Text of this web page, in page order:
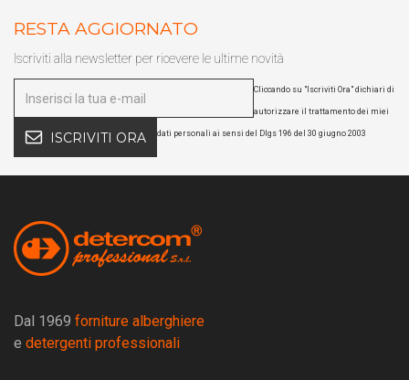
RESTA AGGIORNATO
Iscriviti alla newsletter per ricevere le ultime novità
ISCRIVITI ORA
Cliccando su "Iscriviti Ora" dichiari di
autorizzare il trattamento dei miei
dati personali ai sensi del Dlgs 196 del 30 giugno 2003
Dal 1969 forniture alberghiere
e detergenti professionali